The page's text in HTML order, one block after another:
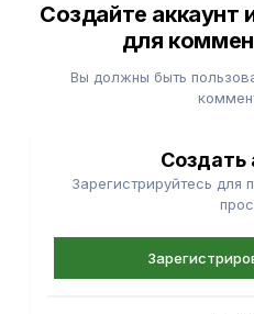
Создайте аккаунт
для
Вы должны быть
Создать
Зарегистрируйтесь для